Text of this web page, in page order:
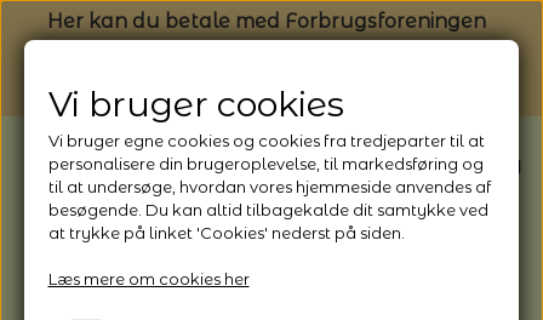
Her kan du betale med Forbrugsforeningen
BEMÆRK: Butikken har ferielukket* fra
1/8 - 9/8 - 2026
*Webshoppen er åben og sender hele
afhentning
Vi bruger cookies
Vi bruger egne cookies og cookies fra tredjeparter til at
personalisere din brugeroplevelse, til markedsføring og
til at undersøge, hvordan vores hjemmeside anvendes af
besøgende. Du kan altid tilbagekalde dit samtykke ved
at trykke på linket 'Cookies' nederst på siden.
Læs mere om cookies her